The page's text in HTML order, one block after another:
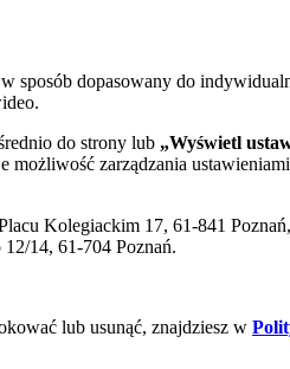
sposób dopasowany do
do strony lub „Wyświetl
zarządzania
Kolegiackim 17, 61-841
14, 61-704 Poznań.
lub usunąć, znajdziesz w